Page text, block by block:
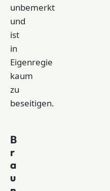
unbemerkt
und
ist
in
Eigenregie
kaum
zu
beseitigen.
B
r
a
u